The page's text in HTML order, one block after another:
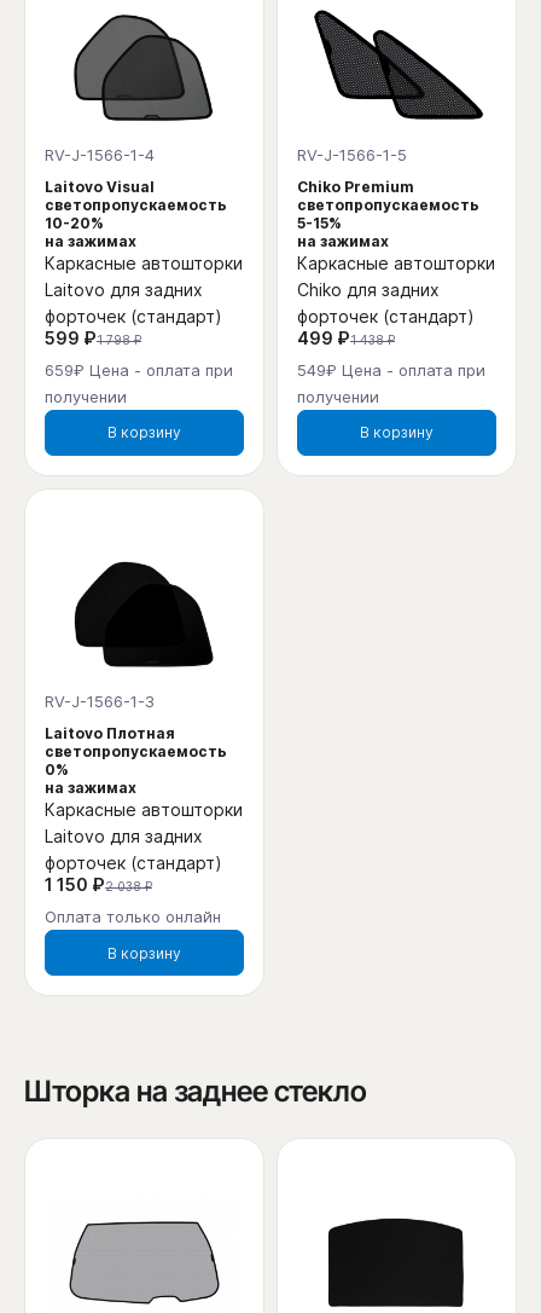
RV-J-1566-1-4
Laitovo Visual
светопропускаемость
10-20%
на зажимах
Каркасные автошторки
Laitovo для задних
форточек (стандарт)
599 ₽1 798 ₽
659₽ Цена - оплата при
получении
В корзину
RV-J-1566-1-5
Chiko Premium
светопропускаемость
5-15%
на зажимах
Каркасные автошторки
Chiko для задних
форточек (стандарт)
499 ₽1 438 ₽
549₽ Цена - оплата при
получении
В корзину
RV-J-1566-1-3
Laitovo Плотная
светопропускаемость
0%
на зажимах
Каркасные автошторки
Laitovo для задних
форточек (стандарт)
1 150 ₽2 038 ₽
Оплата только онлайн
В корзину
Шторка на заднее стекло